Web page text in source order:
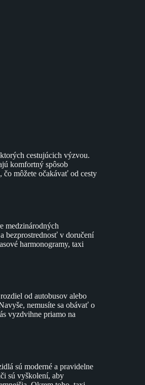
cestujúcich výzvou.
komfortný spôsob
môžete očakávať od cesty
medzinárodných
bezprostrednosť v doručení
harmonogramy, taxi
od autobusov alebo
nemusíte sa obávať o
vyzdvihne priamo na
sú moderné a pravidelne
sú vyškolení, aby